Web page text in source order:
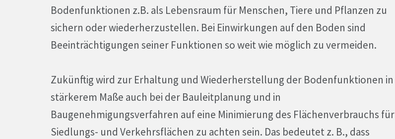
Bodenfunktionen z.B. als Lebensraum für Menschen, Tiere und Pflanzen zu
sichern oder wiederherzustellen. Bei Einwirkungen auf den Boden sind
Beeinträchtigungen seiner Funktionen so weit wie möglich zu vermeiden.
Zukünftig wird zur Erhaltung und Wiederherstellung der Bodenfunktionen in
stärkerem Maße auch bei der Bauleitplanung und in
Baugenehmigungsverfahren auf eine Minimierung des Flächenverbrauchs für
Siedlungs- und Verkehrsflächen zu achten sein. Das bedeutet z. B., dass